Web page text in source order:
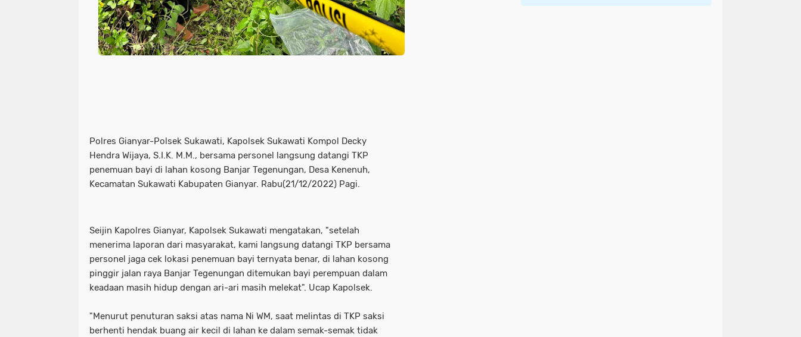
Polres Gianyar-Polsek Sukawati, Kapolsek Sukawati Kompol Decky
Hendra Wijaya, S.I.K. M.M., bersama personel langsung datangi TKP
penemuan bayi di lahan kosong Banjar Tegenungan, Desa Kenenuh,
Kecamatan Sukawati Kabupaten Gianyar. Rabu(21/12/2022) Pagi.
Seijin Kapolres Gianyar, Kapolsek Sukawati mengatakan, "setelah
menerima laporan dari masyarakat, kami langsung datangi TKP bersama
personel jaga cek lokasi penemuan bayi ternyata benar, di lahan kosong
pinggir jalan raya Banjar Tegenungan ditemukan bayi perempuan dalam
keadaan masih hidup dengan ari-ari masih melekat". Ucap Kapolsek.
"Menurut penuturan saksi atas nama Ni WM, saat melintas di TKP saksi
berhenti hendak buang air kecil di lahan ke dalam semak-semak tidak